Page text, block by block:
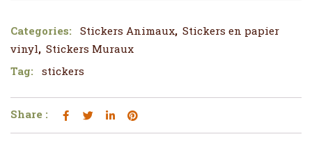
Categories: Stickers Animaux, Stickers en papier
vinyl, Stickers Muraux
Tag:
stickers
Share :